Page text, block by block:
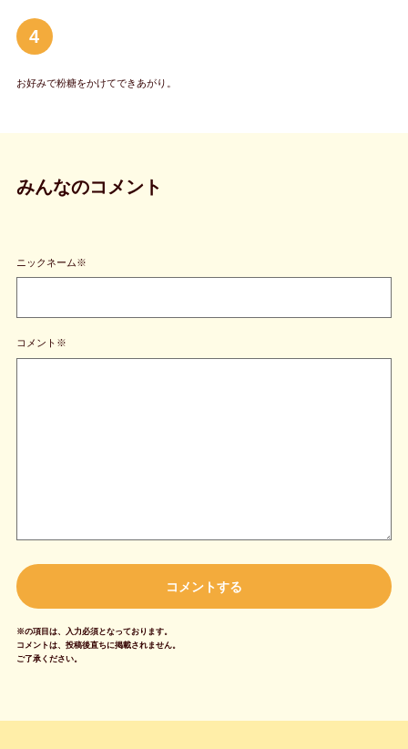
4
お好みで粉糖をかけてできあがり。
みんなのコメント
ニックネーム※
コメント※
※の項目は、入力必須となっております。
コメントは、投稿後直ちに掲載されません。
ご了承ください。